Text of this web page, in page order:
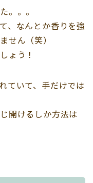
。。。
、なんとか香りを強
せん（笑）
ょう！
ていて、手だけでは
開けるしか方法は